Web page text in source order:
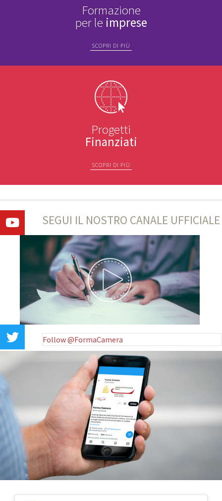
Formazione
per le imprese
SCOPRI DI PIÙ
Progetti
Finanziati
SCOPRI DI PIÙ
SEGUI IL NOSTRO CANALE UFFICIALE
Follow @FormaCamera